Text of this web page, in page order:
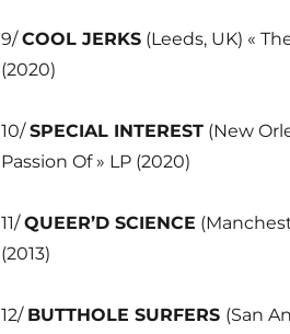
9/COOL JERKS(Leeds, UK) «
(2020)
10/SPECIAL INTEREST(New
Passion Of » LP (2020)
11/QUEER’D SCIENCE
(2013)
12/ BUTTHOLE SURFERS (San